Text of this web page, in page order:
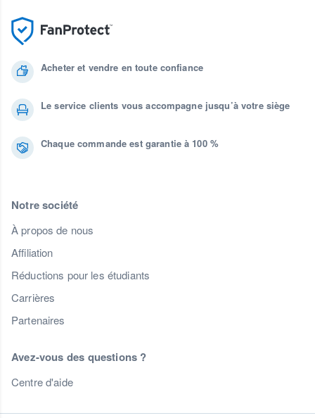
Acheter et vendre en toute confiance
Le service clients vous accompagne jusqu’à votre siège
Chaque commande est garantie à 100 %
Notre société
À propos de nous
Affiliation
Réductions pour les étudiants
Carrières
Partenaires
Avez-vous des questions ?
Centre d'aide